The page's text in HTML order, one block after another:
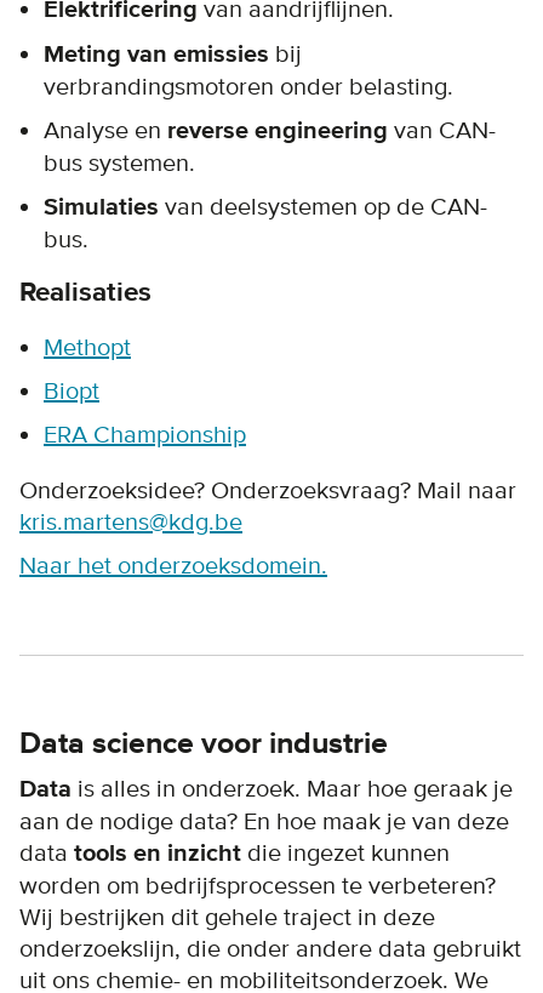
Elektrificering van aandrijflijnen.
Meting van emissies bij
verbrandingsmotoren onder belasting.
Analyse en reverse engineering van CAN-
bus systemen.
Simulaties van deelsystemen op de CAN-
bus.
Realisaties
Methopt
Biopt
ERA Championship
Onderzoeksidee? Onderzoeksvraag? Mail naar
kris.martens@kdg.be
Naar het onderzoeksdomein.
Data science voor industrie
Data is alles in onderzoek. Maar hoe geraak je
aan de nodige data? En hoe maak je van deze
data tools en inzicht die ingezet kunnen
worden om bedrijfsprocessen te verbeteren?
Wij bestrijken dit gehele traject in deze
onderzoekslijn, die onder andere data gebruikt
uit ons chemie- en mobiliteitsonderzoek. We